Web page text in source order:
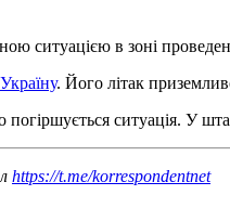
ситуацією в зоні
. Його літак
погіршується ситуація. У
https://t.me/korrespondentnet